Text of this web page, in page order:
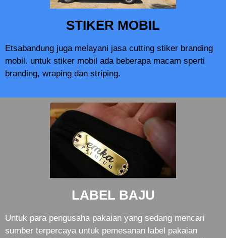
STIKER MOBIL
Etsabandung juga melayani jasa cutting stiker branding
mobil. untuk stiker mobil ada beberapa macam sperti
branding, wraping dan striping.
LABEL BAJU
Untuk para pengusaha pakaian yang sedang mencari
sumber terpercaya untuk pemesanan label pakaian